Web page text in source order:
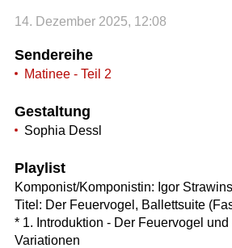
14. Dezember 2025, 12:08
Sendereihe
Matinee - Teil 2
Gestaltung
Sophia Dessl
Playlist
Komponist/Komponistin: Igor
Titel: Der Feuervogel, Ballettsuite
* 1. Introduktion - Der Feuervogel und
Variationen